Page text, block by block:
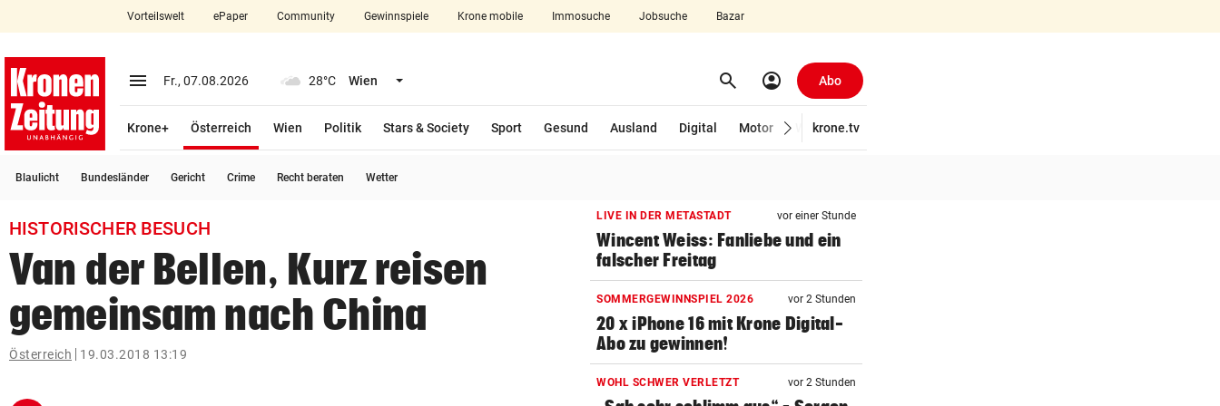
closeSchließen
account_circle Anmelden
arrow_right
bookmark
search
Suchbegriff
eingeben
Vorteilswelt ePaper Community Gewinnspiele Krone mobile Immosuche Jobsuche Bazar
menu Menü aufklappen
Fr., 07.08.2026 28°C Wien Menü aufklappen search Suchen
account_circle Abo
Krone+ Österreich
Wien
Politik Stars & Society Sport Gesund Ausland Digital Motor Wirtschaft
krone.tv
Blaulicht Bundesländer Gericht Crime Recht beraten Wetter
HISTORISCHER BESUCH
Van der Bellen, Kurz reisen
gemeinsam nach China
Österreich 19.03.2018 13:19
LIVE IN DER METASTADT vor einer Stunde
Wincent Weiss: Fanliebe und ein
falscher Freitag
SOMMERGEWINNSPIEL 2026 vor 2 Stunden
20 x iPhone 16 mit Krone Digital-
Abo zu gewinnen!
WOHL SCHWER VERLETZT vor 2 Stunden